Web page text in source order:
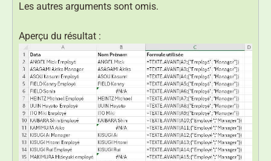
Les autres arguments sont omis.
Aperçu du résultat :